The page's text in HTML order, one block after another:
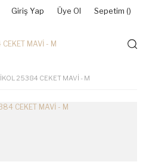
Giriş Yap Üye Ol Sepetim ()
İKOL 25384 CEKET MAVİ - M